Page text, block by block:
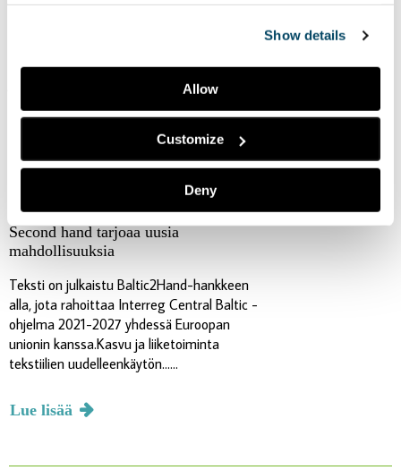
Show details
Allow
Customize
Deny
tärkeää siirtyä kohti kiertotalouden malleja,
jotta tekstiilien elinkaarta saataisiin
Second hand tarjoaa uusia
mahdollisuuksia
Teksti on julkaistu Baltic2Hand-hankkeen
alla, jota rahoittaa Interreg Central Baltic -
ohjelma 2021-2027 yhdessä Euroopan
unionin kanssa.Kasvu ja liiketoiminta
tekstiilien uudelleenkäytön......
Lue lisää